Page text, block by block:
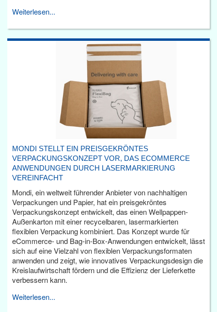
Weiterlesen...
MONDI STELLT EIN PREISGEKRÖNTES
VERPACKUNGSKONZEPT VOR, DAS ECOMMERCE
ANWENDUNGEN DURCH LASERMARKIERUNG
VEREINFACHT
Mondi, ein weltweit führender Anbieter von nachhaltigen
Verpackungen und Papier, hat ein preisgekröntes
Verpackungskonzept entwickelt, das einen Wellpappen-
Außenkarton mit einer recycelbaren, lasermarkierten
flexiblen Verpackung kombiniert. Das Konzept wurde für
eCommerce- und Bag-in-Box-Anwendungen entwickelt, lässt
sich auf eine Vielzahl von flexiblen Verpackungsformaten
anwenden und zeigt, wie innovatives Verpackungsdesign die
Kreislaufwirtschaft fördern und die Effizienz der Lieferkette
verbessern kann.
Weiterlesen...